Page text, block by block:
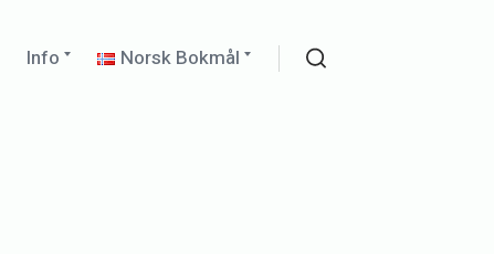
Info
child Norsk Bokmål
Expand